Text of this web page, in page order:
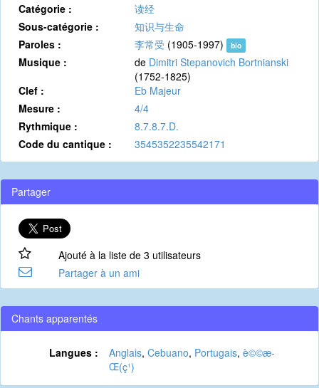
Catégorie :
读经
Sous-catégorie :
知识与生命
Paroles :
李常受 (1905-1997) bio
Musique : de Dimitri Stepanovich Bortnianski
(1752-1825)
Clef :
Eb Majeur
Mesure :
4/4
Rythmique :
8.7.8.7.D.
Code du cantique :
3545352235542171
Partager
Ajouté à la liste de 3 utilisateurs
Partager à un ami
Chants apparentés
Langues : Anglais, Cebuano, Portugais, è©©æ­
Œ(ç¹)